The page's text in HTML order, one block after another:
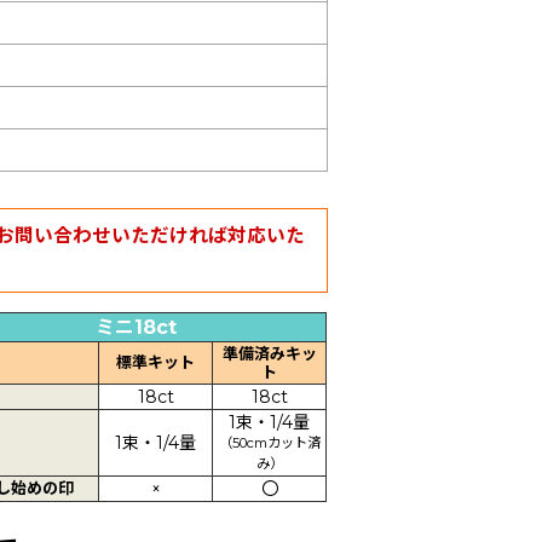
問い合わせいただければ対応いた
ミニ18ct
標準キット
準備済みキッ
ト
18ct 18ct
1束・1/4量
1束・1/4量
（50cmカット済
み）
始めの印 × 〇